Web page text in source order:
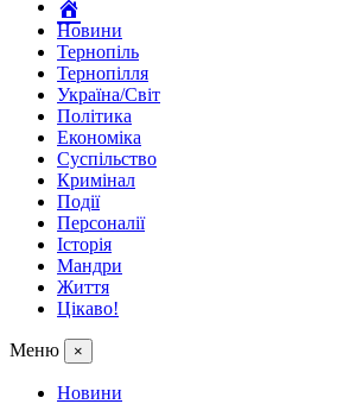
Новини
Тернопіль
Тернопілля
Україна/Світ
Політика
Економіка
Суспільство
Кримінал
Події
Персоналії
Історія
Мандри
Життя
Цікаво!
Меню ×
Новини